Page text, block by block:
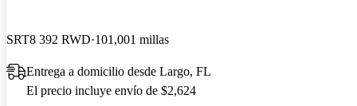
SRT8 392 RWD 101,001 millas
Entrega a domicilio desde Largo, FL
El precio incluye envío de $2,624